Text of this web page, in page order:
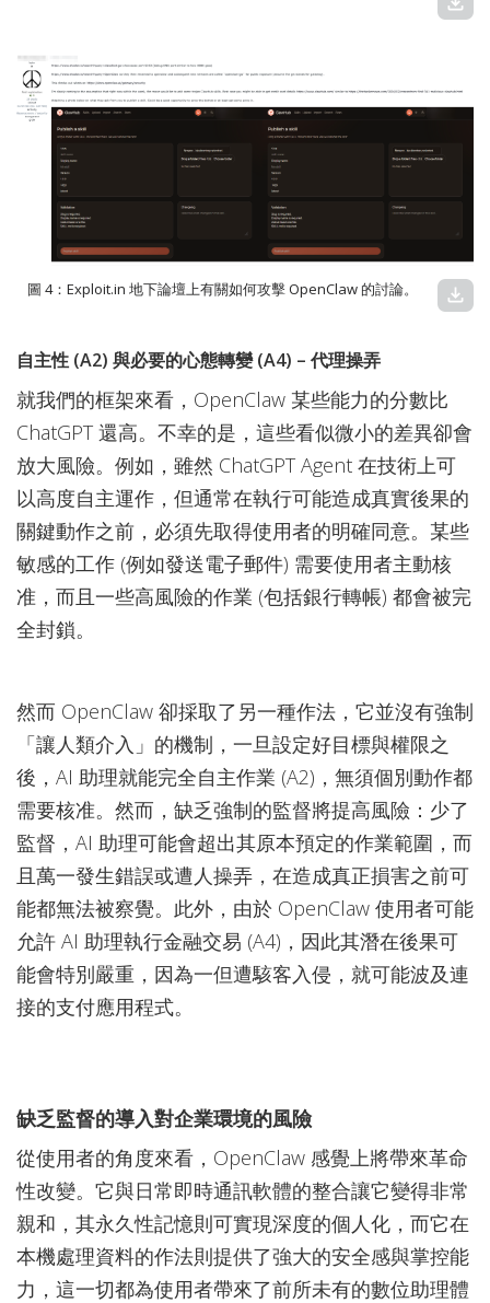
圖 4：Exploit.in 地下論壇上有關如何攻擊 OpenClaw 的討論。 download
自主性 (A2) 與必要的心態轉變 (A4) – 代理操弄
就我們的框架來看，OpenClaw 某些能力的分數比
ChatGPT 還高。不幸的是，這些看似微小的差異卻會
放大風險。例如，雖然 ChatGPT Agent 在技術上可
以高度自主運作，但通常在執行可能造成真實後果的
關鍵動作之前，必須先取得使用者的明確同意。某些
敏感的工作 (例如發送電子郵件) 需要使用者主動核
准，而且一些高風險的作業 (包括銀行轉帳) 都會被完
全封鎖。
然而 OpenClaw 卻採取了另一種作法，它並沒有強制
「讓人類介入」的機制，一旦設定好目標與權限之
後，AI 助理就能完全自主作業 (A2)，無須個別動作都
需要核准。然而，缺乏強制的監督將提高風險：少了
監督，AI 助理可能會超出其原本預定的作業範圍，而
且萬一發生錯誤或遭人操弄，在造成真正損害之前可
能都無法被察覺。此外，由於 OpenClaw 使用者可能
允許 AI 助理執行金融交易 (A4)，因此其潛在後果可
能會特別嚴重，因為一但遭駭客入侵，就可能波及連
接的支付應用程式。
缺乏監督的導入對企業環境的風險
從使用者的角度來看，OpenClaw 感覺上將帶來革命
性改變。它與日常即時通訊軟體的整合讓它變得非常
親和，其永久性記憶則可實現深度的個人化，而它在
本機處理資料的作法則提供了強大的安全感與掌控能
力，這一切都為使用者帶來了前所未有的數位助理體